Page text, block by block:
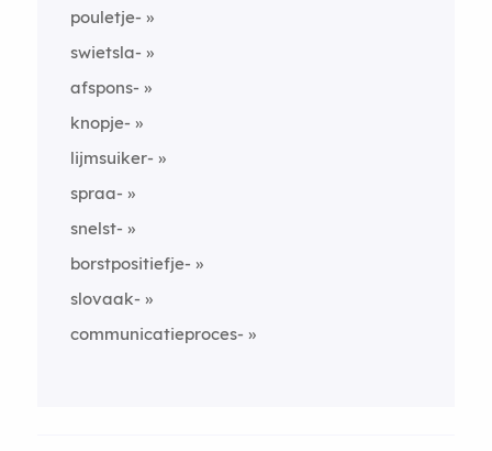
pouletje-
swietsla-
afspons-
knopje-
lijmsuiker-
spraa-
snelst-
borstpositiefje-
slovaak-
communicatieproces-